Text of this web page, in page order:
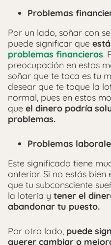
Problemas
Por un lado, soñar con
puede significar que
problemas financieros.
preocupación en estos
soñar que te toca es tu
desear que te toque la
normal, pues en estos
que el dinero podría
problemas.
Problemas
Este significado tiene
anterior. Si no estás
que tu subconsciente
la lotería y tener el
abandonar tu puesto.
Por otro lado, puede
querer cambiar o